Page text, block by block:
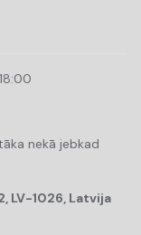
nekā jebkad
LV-1026, Latvija